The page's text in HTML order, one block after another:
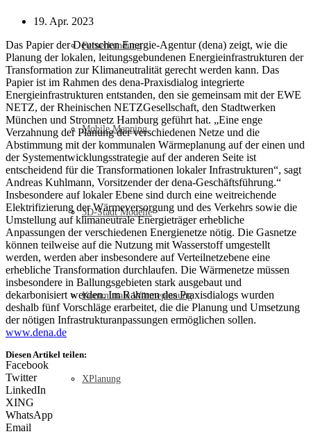
Fernerkundung
Mobile Mapping
3D-Stadt Modelle
Kommunale Wärmeplanung
XPlanung
19. Apr. 2023
Das Papier der Deutschen Energie-Agentur (dena) zeigt, wie die
Planung der lokalen, leitungsgebundenen Energieinfrastrukturen der
Transformation zur Klimaneutralität gerecht werden kann. Das
Papier ist im Rahmen des dena-Praxisdialog integrierte
Energieinfrastrukturen entstanden, den sie gemeinsam mit der EWE
NETZ, der Rheinischen NETZGesellschaft, den Stadtwerken
München und Stromnetz Hamburg geführt hat. „Eine enge
Verzahnung der Planung der verschiedenen Netze und die
Abstimmung mit der kommunalen Wärmeplanung auf der einen und
der Systementwicklungsstrategie auf der anderen Seite ist
entscheidend für die Transformationen lokaler Infrastrukturen“, sagt
Andreas Kuhlmann, Vorsitzender der dena-Geschäftsführung.“
Insbesondere auf lokaler Ebene sind durch eine weitreichende
Elektrifizierung der Wärmeversorgung und des Verkehrs sowie die
Umstellung auf klimaneutrale Energieträger erhebliche
Anpassungen der verschiedenen Energienetze nötig. Die Gasnetze
können teilweise auf die Nutzung mit Wasserstoff umgestellt
werden, werden aber insbesondere auf Verteilnetzebene eine
erhebliche Transformation durchlaufen. Die Wärmenetze müssen
insbesondere in Ballungsgebieten stark ausgebaut und
dekarbonisiert werden. Im Rahmen des Praxisdialogs wurden
deshalb fünf Vorschläge erarbeitet, die die Planung und Umsetzung
der nötigen Infrastrukturanpassungen ermöglichen sollen.
www.dena.de
Diesen Artikel teilen:
Facebook
Twitter
LinkedIn
XING
WhatsApp
Email